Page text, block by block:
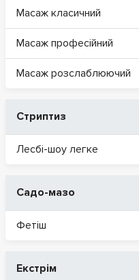
Масаж класичний
Масаж професійний
Масаж розслаблюючий
Стриптиз
Лесбі-шоу легке
Садо-мазо
Фетіш
Екстрім